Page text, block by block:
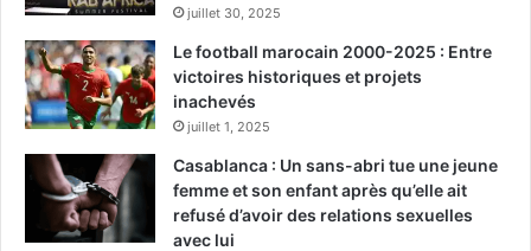
juillet 30, 2025
Le football marocain 2000-2025 : Entre
victoires historiques et projets
inachevés
juillet 1, 2025
Casablanca : Un sans-abri tue une jeune
femme et son enfant après qu’elle ait
refusé d’avoir des relations sexuelles
avec lui